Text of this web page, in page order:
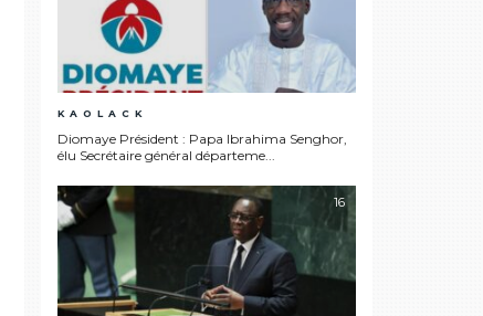
KAOLACK
Diomaye Président : Papa Ibrahima Senghor,
élu Secrétaire général départeme...
16